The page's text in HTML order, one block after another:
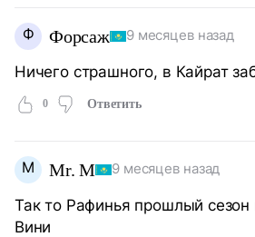
Ф Форсаж 9 месяцев назад
Ничего страшного, в Кайрат
0 Ответить
M Mr. M 9 месяцев назад
Так то Рафинья прошлый сезон
Вини